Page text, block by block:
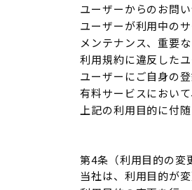
ユーザーからのお問
ユーザーが利用中の
メンテナンス、重要
利用規約に違反した
ユーザーにご自身の
有料サービスにおい
上記の利用目的に付
第4条（利用目的の変
当社は、利用目的が